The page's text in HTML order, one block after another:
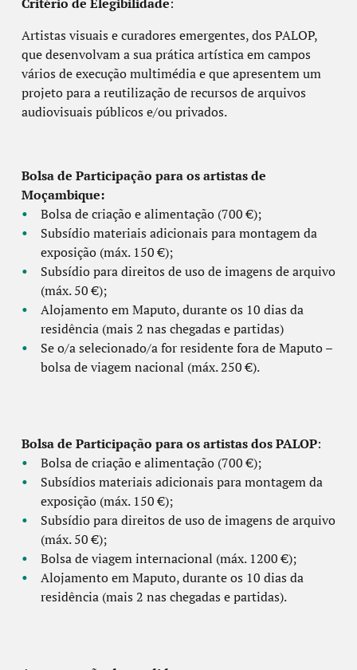
Artistas visuais e curadores emergentes, dos PALOP,
que desenvolvam a sua prática artística em campos
vários de execução multimédia e que apresentem um
projeto para a reutilização de recursos de arquivos
audiovisuais públicos e/ou privados.
Bolsa de Participação para os artistas de
Moçambique:
Bolsa de criação e alimentação (700 €);
Subsídio materiais adicionais para montagem da
exposição (máx. 150 €);
Subsídio para direitos de uso de imagens de arquivo
(máx. 50 €);
Alojamento em Maputo, durante os 10 dias da
residência (mais 2 nas chegadas e partidas)
Se o/a selecionado/a for residente fora de Maputo –
bolsa de viagem nacional (máx. 250 €).
Bolsa de Participação para os artistas dos PALOP:
Bolsa de criação e alimentação (700 €);
Subsídios materiais adicionais para montagem da
exposição (máx. 150 €);
Subsídio para direitos de uso de imagens de arquivo
(máx. 50 €);
Bolsa de viagem internacional (máx. 1200 €);
Alojamento em Maputo, durante os 10 dias da
residência (mais 2 nas chegadas e partidas).